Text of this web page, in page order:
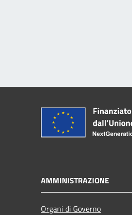
AMMINISTRAZIONE
Organi di Governo